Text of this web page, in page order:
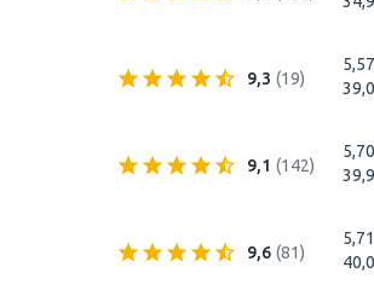
9,3 (19)
9,1 (142)
9,6 (81)